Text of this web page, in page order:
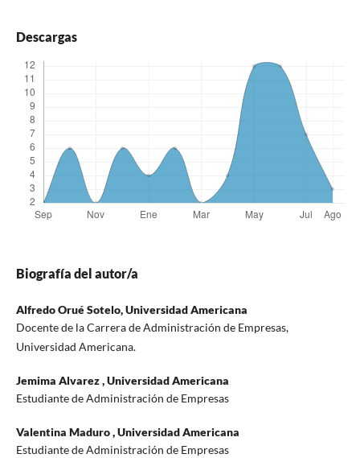
Descargas
Biografía del autor/a
Alfredo Orué Sotelo,Universidad Americana
Docente de la Carrera de Administración de Empresas,
Universidad Americana.
Jemima Alvarez ,Universidad Americana
Estudiante de Administración de Empresas
Valentina Maduro ,Universidad Americana
Estudiante de Administración de Empresas